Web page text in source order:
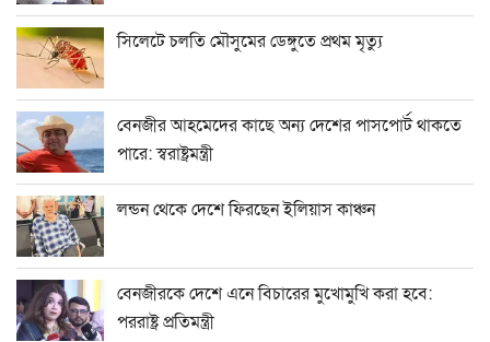
সিলেটে চলতি মৌসুমের ডেঙ্গুতে প্রথম মৃত্যু
বেনজীর আহমেদের কাছে অন্য দেশের পাসপোর্ট থাকতে
পারে: স্বরাষ্ট্রমন্ত্রী
লন্ডন থেকে দেশে ফিরছেন ইলিয়াস কাঞ্চন
বেনজীরকে দেশে এনে বিচারের মুখোমুখি করা হবে:
পররাষ্ট্র প্রতিমন্ত্রী